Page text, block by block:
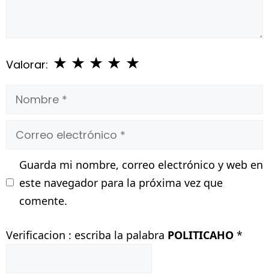
Valorar: ★
★
★
★
★
Nombre
Correo
Guarda mi nombre, correo electrónico y web en
este navegador para la próxima vez que
comente.
Verificacion : escriba la palabra POLITICAHO *